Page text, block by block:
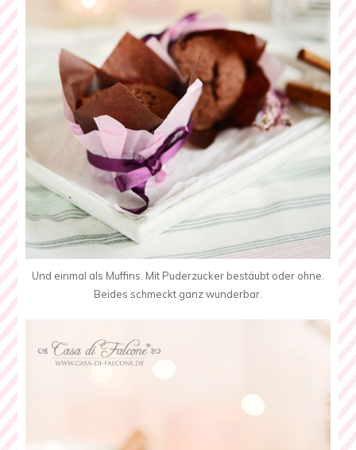
Und einmal als Muffins. Mit Puderzucker bestäubt oder ohne.
Beides schmeckt ganz wunderbar.